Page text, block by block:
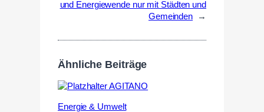
und Energiewende nur mit Städten und
Gemeinden
→
Ähnliche Beiträge
Energie & Umwelt